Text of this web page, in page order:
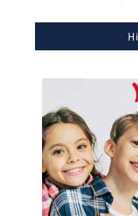
Größe: L
Marke: Puma
Käufer
Mit dem Erlös
Kinderlachen e.V.